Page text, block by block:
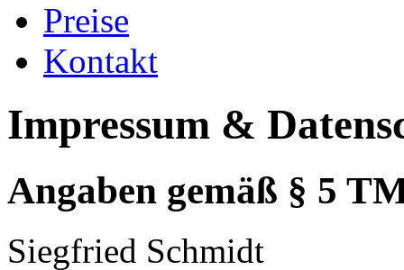
Preise
Kontakt
Impressum &
Angaben gemäß § 5
Siegfried Schmidt